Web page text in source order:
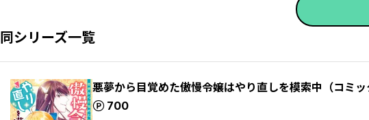
同シリーズ一覧
悪夢から目覚めた傲慢令嬢はやり直しを模索中（コミッ
700
ポイント